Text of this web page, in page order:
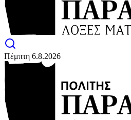
Πέμπτη 6.8.2026